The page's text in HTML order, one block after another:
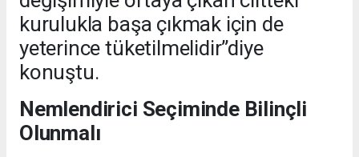
kurulukla başa çıkmak için de
yeterince tüketilmelidir”diye
konuştu.
Nemlendirici Seçiminde Bilinçli
Olunmalı